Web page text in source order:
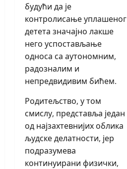
будући да је
контролисање уплашеног
детета значајно лакше
него успостављање
односа са аутономним,
радозналим и
непредвидивим бићем.
Родитељство, у том
смислу, представља један
од најзахтевнијих облика
људске делатности, јер
подразумева
континуирани физички,